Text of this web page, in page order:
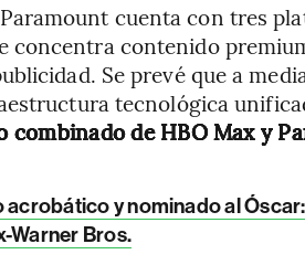
cuenta con tres
concentra contenido
Se prevé que a
tecnológica
combinado de HBO Max y
acrobático y nominado al
Warner Bros.